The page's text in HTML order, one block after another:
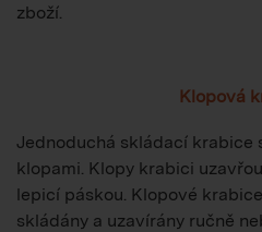
zboží.
Klopová
Jednoduchá skládací krabice
klopami. Klopy krabici
lepicí páskou. Klopové
skládány a uzavírány ručně